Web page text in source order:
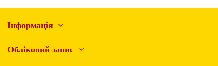
Інформація
Обліковий запис